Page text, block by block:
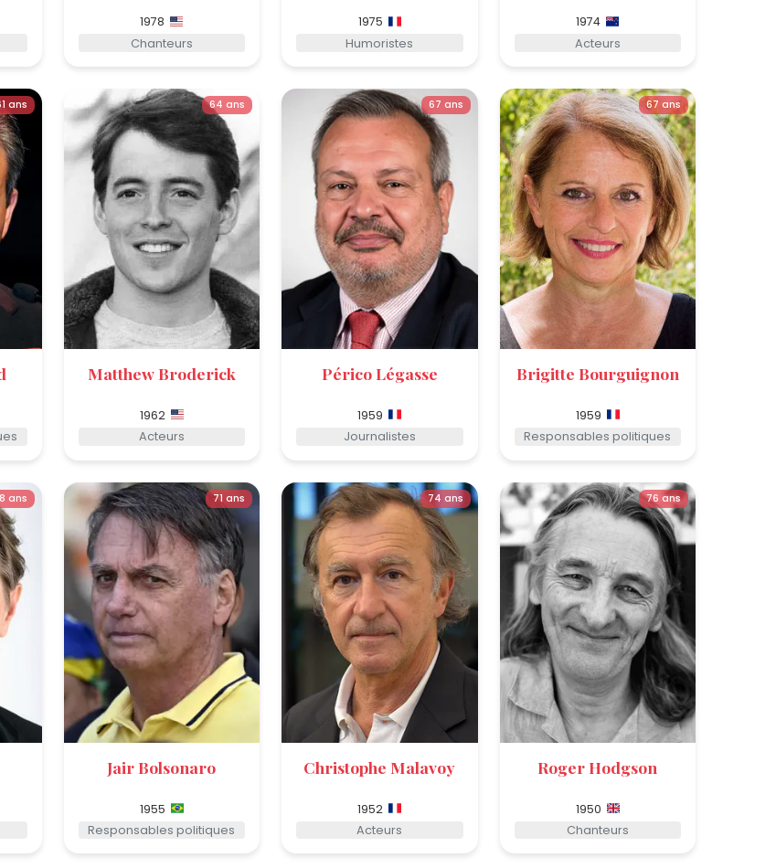
1978
Chanteurs
1975
Humoristes
1974
Acteurs
ans 64 ans
Matthew Broderick
1962
Acteurs
67 ans
Périco Légasse
1959
Journalistes
67 ans
Brigitte Bourguignon
1959
Responsables politiques
ans 71 ans
Jair Bolsonaro
1955
Responsables politiques
74 ans
Christophe Malavoy
1952
Acteurs
76 ans
Roger Hodgson
1950
Chanteurs